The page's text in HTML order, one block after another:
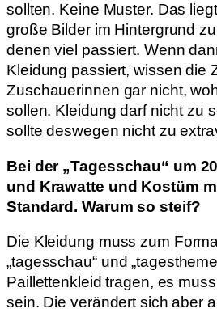
sollten. Keine Muster. Das
große Bilder im Hintergrund
denen viel passiert. Wenn
Kleidung passiert, wissen die
Zuschauerinnen gar nicht,
sollen. Kleidung darf nicht zu
sollte deswegen nicht zu
Bei der „Tagesschau“ um
und Krawatte und Kostüm
Standard. Warum so steif?
Die Kleidung muss zum
„tagesschau“ und
Paillettenkleid tragen, es
sein. Die verändert sich aber